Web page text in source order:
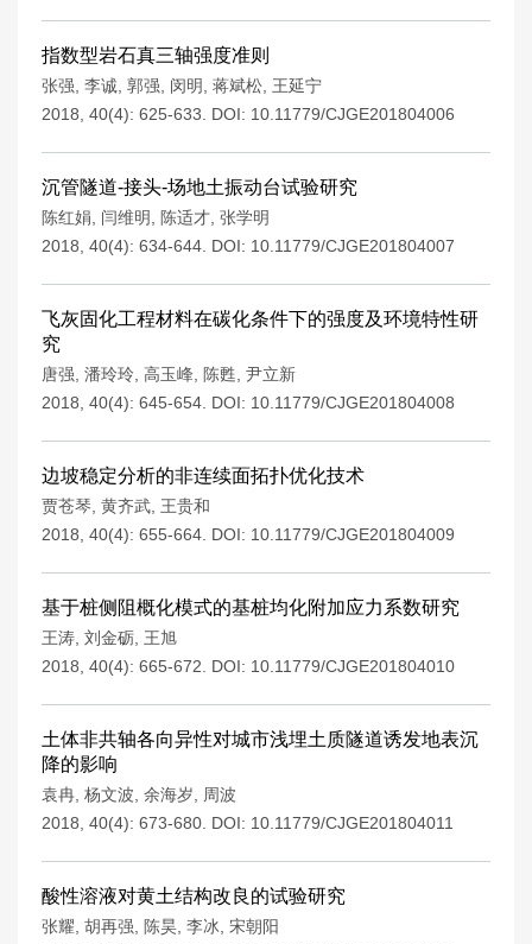
指数型岩石真三轴强度准则
张强 李诚 郭强 闵明 蒋斌松 王延宁
2018, 40(4): 625-633.
DOI: 10.11779/CJGE201804006
沉管隧道-接头-场地土振动台试验研究
陈红娟 闫维明 陈适才 张学明
2018, 40(4): 634-644. DOI: 10.11779/CJGE201804007
飞灰固化工程材料在碳化条件下的强度及环境特性研
究
唐强 潘玲玲 高玉峰 陈甦 尹立新
2018, 40(4): 645-654. DOI: 10.11779/CJGE201804008
边坡稳定分析的非连续面拓扑优化技术
贾苍琴 黄齐武 王贵和
2018, 40(4): 655-664. DOI: 10.11779/CJGE201804009
基于桩侧阻概化模式的基桩均化附加应力系数研究
王涛 刘金砺 王旭
2018, 40(4): 665-672.
DOI: 10.11779/CJGE201804010
土体非共轴各向异性对城市浅埋土质隧道诱发地表沉
降的影响
袁冉 杨文波 余海岁
周波
2018, 40(4): 673-680. DOI: 10.11779/CJGE201804011
酸性溶液对黄土结构改良的试验研究
张耀 胡再强 陈昊 李冰 宋朝阳